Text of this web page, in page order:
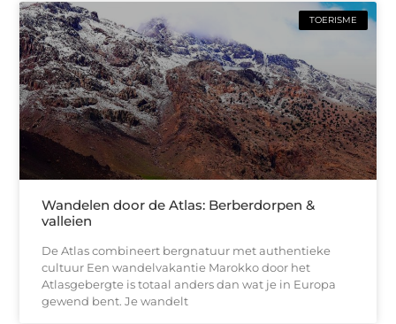
TOERISME
Wandelen door de Atlas: Berberdorpen &
valleien
De Atlas combineert bergnatuur met authentieke
cultuur Een wandelvakantie Marokko door het
Atlasgebergte is totaal anders dan wat je in Europa
gewend bent. Je wandelt